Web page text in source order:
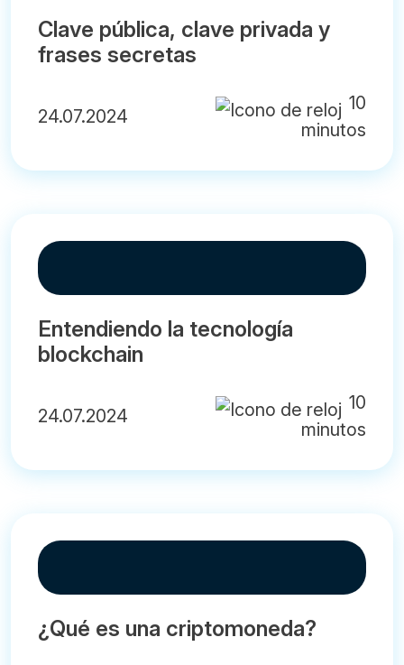
Clave pública, clave privada y
frases secretas
24.07.2024
10
minutos
Entendiendo la tecnología
blockchain
24.07.2024
10
minutos
¿Qué es una criptomoneda?